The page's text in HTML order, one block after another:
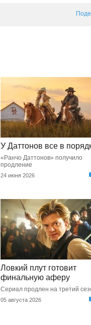
У Даттонов все в
«Ранчо Даттонов» получило
продление
24 июня 2026
Ловкий плут готовит
финальную аферу
Сериал продлен на третий
05 августа 2026